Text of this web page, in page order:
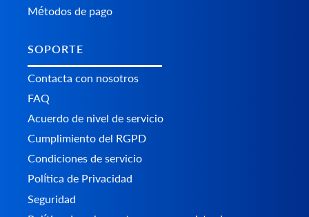
Métodos de pago
SOPORTE
Contacta con nosotros
FAQ
Acuerdo de nivel de servicio
Cumplimiento del RGPD
Condiciones de servicio
Política de Privacidad
Seguridad